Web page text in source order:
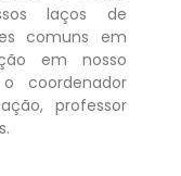
laços de
comuns em
em nosso
coordenador
professor